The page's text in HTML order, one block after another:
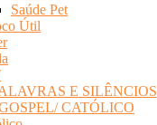
Saúde Pet
Útil
E SILÊNCIOS
CATÓLICO